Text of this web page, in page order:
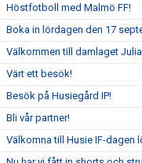
Höstfotboll med Malmö FF!
Boka in lördagen den 17
Välkommen till damlaget
Värt ett besök!
Besök på Husiegård IP!
Bli vår partner!
Välkomna till Husie IF-dagen